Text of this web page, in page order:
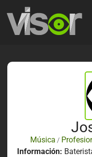
Música /
Información: